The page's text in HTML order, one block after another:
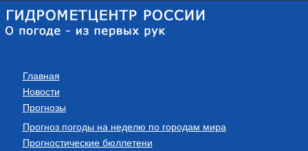
Главная
Новости
Прогнозы
Прогноз погоды на неделю по городам мира
Прогностические бюллетени